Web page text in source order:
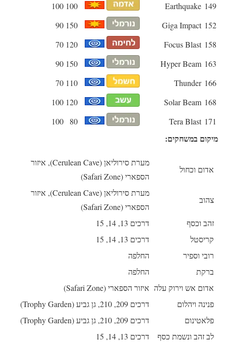
149
Earthquake
100
100
152
Giga Impact
150
90
158
Focus Blast
120
70
163
Hyper Beam
150
90
166
Thunder
110
70
168
Solar Beam
120
100
171
Tera Blast
80
100
מיקום במשחקים:
אדום וכחול
מערת סירוליאן (Cerulean Cave), איזור
הספארי (Safari Zone)
צהוב
מערת סירוליאן (Cerulean Cave), איזור
הספארי (Safari Zone)
זהב וכסף
דרכים 13, 14, 15
קריסטל
דרכים 13, 14, 15
רובי וספיר
החלפה
ברקת
החלפה
אדום אש וירוק עלה איזור הספארי (Safari Zone)
פנינה ויהלום
דרכים 209, 210, גן גביע (Trophy Garden)
פלאטינום
דרכים 209, 210, גן גביע (Trophy Garden)
לב זהב ונשמת כסף
דרכים 13, 14, 15